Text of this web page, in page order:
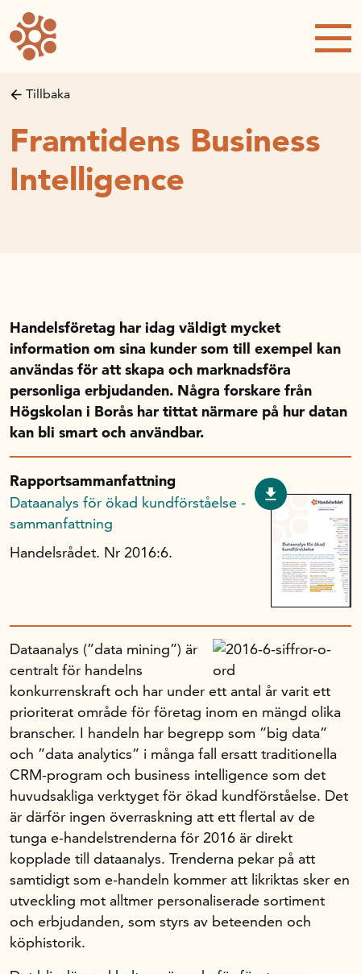
Forskning och utveckling
Forskningsprojekt
Rapporter och publikationer
NRWC – Nordic Retail and Wholesale
conference
Strategi och utveckling
Forskningsprojekt
Postdoc-stöd
Handelns studentuppsatspris
Infrastrukturellt stöd
Planeringsanslag
Unga forskare
Varför bidrar Handelsrådet?
Forskningssatsningar
Kompetens och omställning
Kalender
Handelsrådet Play
Om oss
Handelsfakta.se
In English
Tillbaka
Framtidens Business
Intelligence
Handelsföretag har idag väldigt mycket
information om sina kunder som till exempel kan
användas för att skapa och marknadsföra
personliga erbjudanden. Några fors­kare från
Högskolan i Borås har tittat närmare på hur datan
kan bli smart och användbar.
Rapportsammanfattning
Dataanalys för ökad kundförståelse -
sammanfattning
Handelsrådet. Nr 2016:6.
Dataanalys (”data mining”) är
centralt för handelns
konkurrenskraft och har under ett antal år varit ett
prioriterat område för företag inom en mängd olika
branscher. I handeln har begrepp som ”big data”
och ”data analytics” i många fall ersatt traditionella
CRM-program och business intelligence som det
huvudsakliga verktyget för ökad kundförståelse. Det
är därför ingen överraskning att ett flertal av de
tunga e-handelstrenderna för 2016 är direkt
kopplade till dataanalys. Trenderna pekar på att
samtidigt som e-handeln kommer att likriktas sker en
utveckling mot alltmer personaliserade sortiment
och erbjudanden, som styrs av beteenden och
köphistorik.